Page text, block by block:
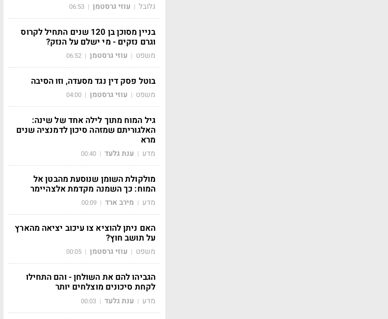
גלובל | עוזי גרסטמן |
06:53
בניין מסוכן בן 120 שנים התחיל לקרוס
וגרם נזקים - מי ישלם על הנזק?
משפט | עוזי גרסטמן |
06:52
בוטל פסק דין נגד מסעדה, וזו הסיבה
משפט | עוזי גרסטמן |
04:00
גיל המוח מתוך לילה אחד של שינה:
האלגוריתם שמזהה סיכון לדמנציה שנים
מרא
מדע | ענת גלעד |
00:40
מולקולת השומן שנוסעת מהבטן אל
המוח: כך השמנה מקדמת אלצהיימר
מדע | מירב ארד |
00:09
האם ניתן להוציא צו עיכוב יציאה מהארץ
על תושב חוץ?
משפט | עוזי גרסטמן |
00:05
הגביהו להם את השולחן - והם התחילו
לקחת סיכונים מוצלחים יותר
מדע | ענת גלעד |
00:03